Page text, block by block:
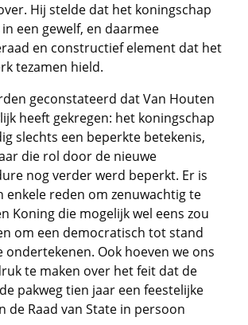
Hij stelde dat het koningschap
een gewelf, en daarmee
en constructief element dat het
tezamen hield.
geconstateerd dat Van Houten
heeft gekregen: het koningschap
slechts een beperkte betekenis,
die rol door de nieuwe
nog verder werd beperkt. Er is
enkele reden om zenuwachtig te
Koning die mogelijk wel eens zou
om een democratisch tot stand
ondertekenen. Ook hoeven we ons
te maken over het feit dat de
pakweg tien jaar een feestelijke
de Raad van State in persoon